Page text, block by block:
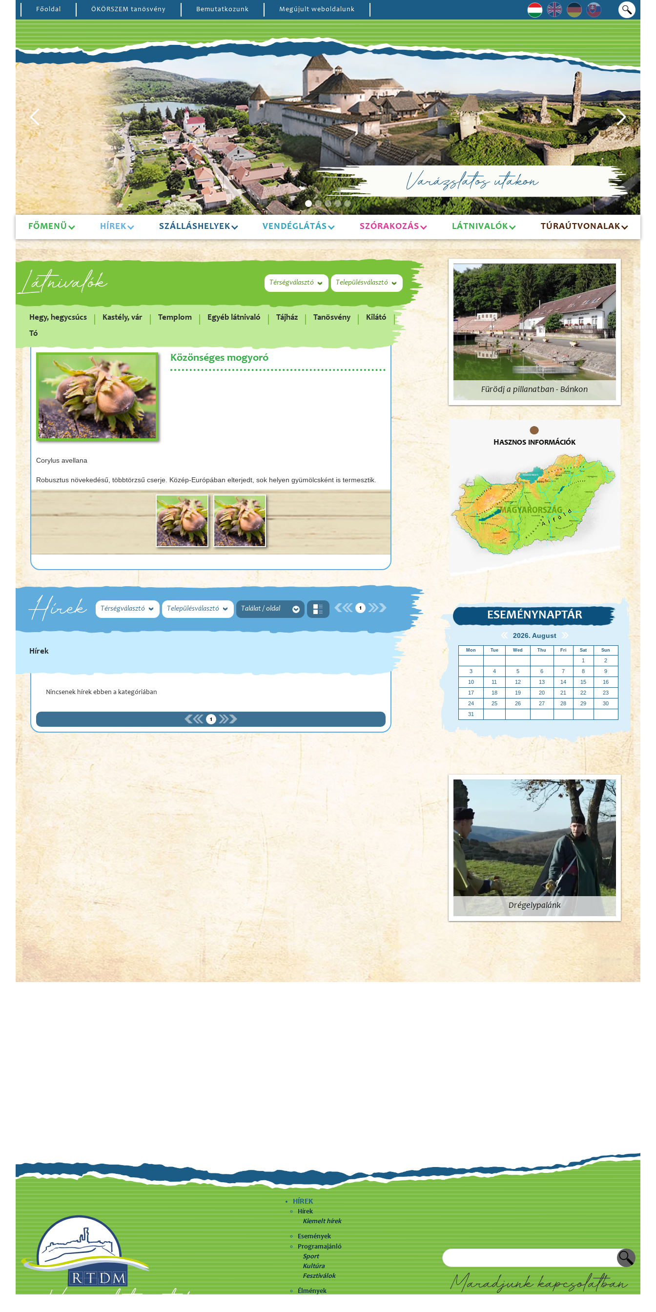
Főoldal ÖKÖRSZEM tanösvény Bemutatkozunk Megújult weboldalunk
Varázslatos utakon
FŐMENÜ HÍREK SZÁLLÁSHELYEK VENDÉGLÁTÁS SZÓRAKOZÁS LÁTNIVALÓK TÚRAÚTVONALAK
Látnivalók Térségválasztó Településválasztó
Hegy, hegycsúcs Kastély, vár Templom Egyéb látnivaló Tájház Tanösvény
Kilátó
Tó
Közönséges mogyoró
Corylus avellana
Robusztus növekedésű, többtörzsű cserje. Közép-Európában elterjedt, sok helyen gyümölcsként is termesztik.
Hírek Térségválasztó Településválasztó Találat / oldal 1
Hírek
Nincsenek hírek ebben a kategóriában
1
Fürödj a pillanatban - Bánkon
Hasznos információk
ESEMÉNYNAPTÁR
2026. August
Mon Tue Wed Thu Fri Sat Sun
1
2
3
4 5 6 7 8
9
10
11 12 13 14 15
16
17
18 19 20 21 22
23
24
25 26 27 28 29
30
31
Drégelypalánk
HÍREK
Hírek
Kiemelt hírek
Események
Programajánló
Sport
Kultúra
Fesztiválok
Élmények Maradjunk kapcsolatban